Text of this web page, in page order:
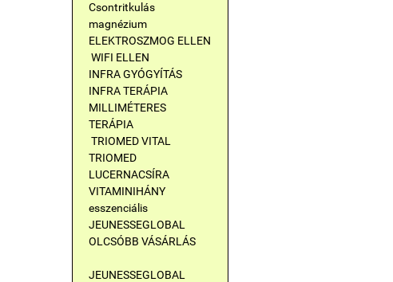
Csontritkulás
magnézium
ELEKTROSZMOG ELLEN
WIFI ELLEN
INFRA GYÓGYÍTÁS
INFRA TERÁPIA
MILLIMÉTERES
TERÁPIA
TRIOMED VITAL
TRIOMED
LUCERNACSÍRA
VITAMINIHÁNY
esszenciális
JEUNESSEGLOBAL
OLCSÓBB VÁSÁRLÁS
JEUNESSEGLOBAL